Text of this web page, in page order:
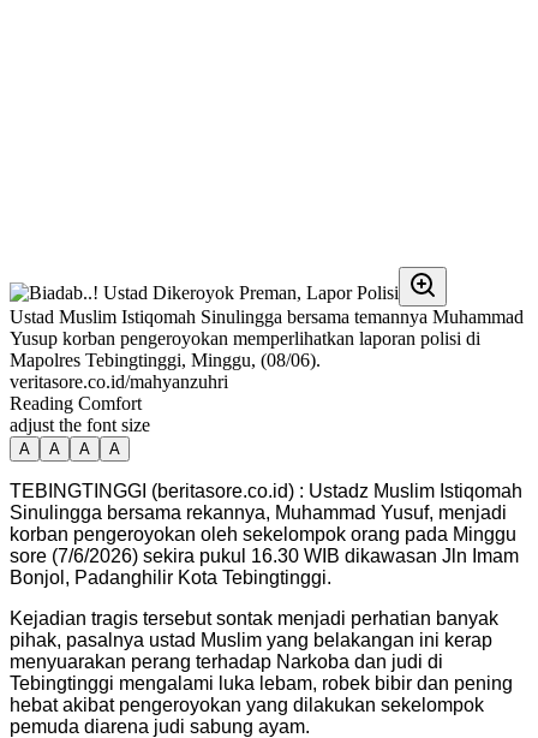
Ustad Muslim Istiqomah Sinulingga bersama temannya Muhammad
Yusup korban pengeroyokan memperlihatkan laporan polisi di
Mapolres Tebingtinggi, Minggu, (08/06).
veritasore.co.id/mahyanzuhri
Reading Comfort
adjust the font size
A A A A
TEBINGTINGGI (beritasore.co.id) : Ustadz Muslim Istiqomah
Sinulingga bersama rekannya, Muhammad Yusuf, menjadi
korban pengeroyokan oleh sekelompok orang pada Minggu
sore (7/6/2026) sekira pukul 16.30 WIB dikawasan Jln Imam
Bonjol, Padanghilir Kota Tebingtinggi.
Kejadian tragis tersebut sontak menjadi perhatian banyak
pihak, pasalnya ustad Muslim yang belakangan ini kerap
menyuarakan perang terhadap Narkoba dan judi di
Tebingtinggi mengalami luka lebam, robek bibir dan pening
hebat akibat pengeroyokan yang dilakukan sekelompok
pemuda diarena judi sabung ayam.